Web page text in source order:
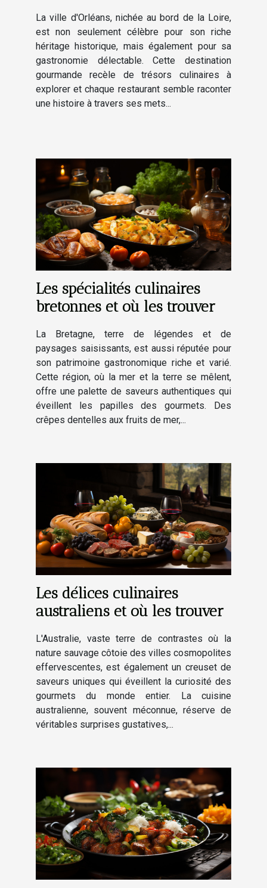
La ville d'Orléans, nichée au bord de la Loire,
est non seulement célèbre pour son riche
héritage historique, mais également pour sa
gastronomie délectable. Cette destination
gourmande recèle de trésors culinaires à
explorer et chaque restaurant semble raconter
une histoire à travers ses mets...
Les spécialités culinaires
bretonnes et où les trouver
La Bretagne, terre de légendes et de
paysages saisissants, est aussi réputée pour
son patrimoine gastronomique riche et varié.
Cette région, où la mer et la terre se mêlent,
offre une palette de saveurs authentiques qui
éveillent les papilles des gourmets. Des
crêpes dentelles aux fruits de mer,...
Les délices culinaires
australiens et où les trouver
L'Australie, vaste terre de contrastes où la
nature sauvage côtoie des villes cosmopolites
effervescentes, est également un creuset de
saveurs uniques qui éveillent la curiosité des
gourmets du monde entier. La cuisine
australienne, souvent méconnue, réserve de
véritables surprises gustatives,...